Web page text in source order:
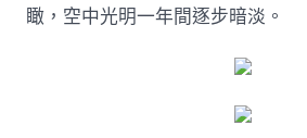
瞰，空中光明一年間逐步暗淡。